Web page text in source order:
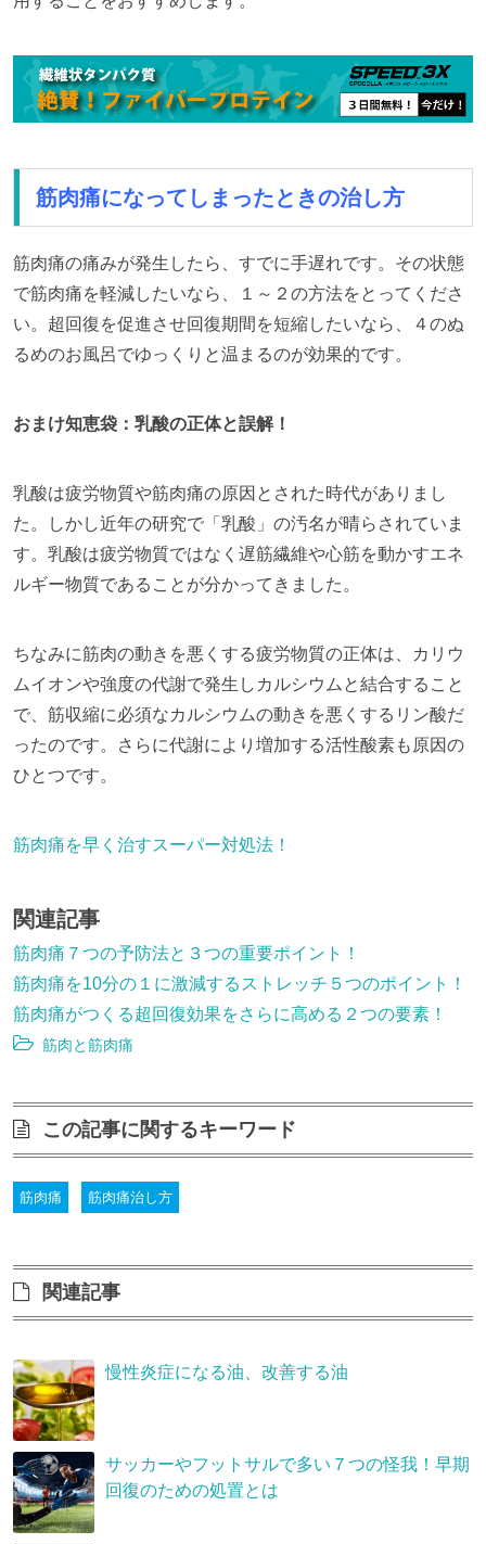
筋肉痛になってしまったときの治し方
筋肉痛の痛みが発生したら、すでに手遅れです。その状態
で筋肉痛を軽減したいなら、１～２の方法をとってくださ
い。超回復を促進させ回復期間を短縮したいなら、４のぬ
るめのお風呂でゆっくりと温まるのが効果的です。
おまけ知恵袋：乳酸の正体と誤解！
乳酸は疲労物質や筋肉痛の原因とされた時代がありまし
た。しかし近年の研究で「乳酸」の汚名が晴らされていま
す。乳酸は疲労物質ではなく遅筋繊維や心筋を動かすエネ
ルギー物質であることが分かってきました。
ちなみに筋肉の動きを悪くする疲労物質の正体は、カリウ
ムイオンや強度の代謝で発生しカルシウムと結合すること
で、筋収縮に必須なカルシウムの動きを悪くするリン酸だ
ったのです。さらに代謝により増加する活性酸素も原因の
ひとつです。
筋肉痛を早く治すスーパー対処法！
関連記事
筋肉痛７つの予防法と３つの重要ポイント！
筋肉痛を10分の１に激減するストレッチ５つのポイント！
筋肉痛がつくる超回復効果をさらに高める２つの要素！
筋肉と筋肉痛
この記事に関するキーワード
筋肉痛 筋肉痛治し方
関連記事
慢性炎症になる油、改善する油
サッカーやフットサルで多い７つの怪我！早期
回復のための処置とは